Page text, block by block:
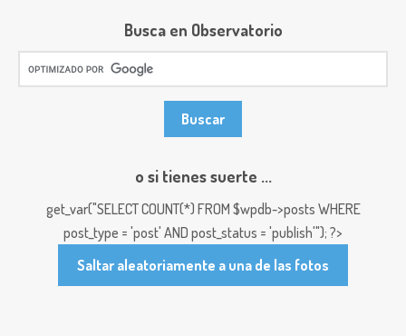
Busca en Observatorio
o si tienes suerte ...
get_var("SELECT COUNT(*) FROM $wpdb->posts WHERE
post_type = 'post' AND post_status = 'publish'"); ?>
Saltar aleatoriamente a una de las fotos